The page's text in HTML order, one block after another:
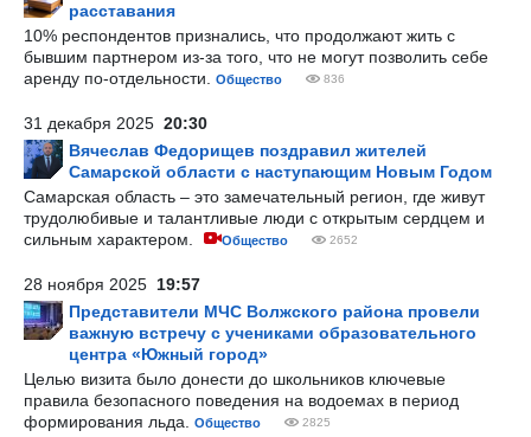
расставания
10% респондентов признались, что продолжают жить с
бывшим партнером из-за того, что не могут позволить себе
аренду по-отдельности.
Общество 836
31 декабря 2025 20:30
Вячеслав Федорищев поздравил жителей
Самарской области с наступающим Новым Годом
Самарская область – это замечательный регион, где живут
трудолюбивые и талантливые люди с открытым сердцем и
сильным характером.
Общество 2652
28 ноября 2025 19:57
Представители МЧС Волжского района провели
важную встречу с учениками образовательного
центра «Южный город»
Целью визита было донести до школьников ключевые
правила безопасного поведения на водоемах в период
формирования льда.
Общество 2825